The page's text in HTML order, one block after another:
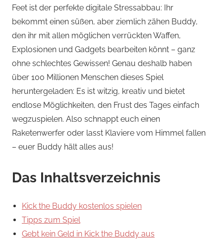
Feet ist der perfekte digitale Stressabbau: Ihr
bekommt einen süßen, aber ziemlich zähen Buddy,
den ihr mit allen möglichen verrückten Waffen,
Explosionen und Gadgets bearbeiten könnt – ganz
ohne schlechtes Gewissen! Genau deshalb haben
über 100 Millionen Menschen dieses Spiel
heruntergeladen: Es ist witzig, kreativ und bietet
endlose Möglichkeiten, den Frust des Tages einfach
wegzuspielen. Also schnappt euch einen
Raketenwerfer oder lasst Klaviere vom Himmel fallen
– euer Buddy hält alles aus!
Das Inhaltsverzeichnis
Kick the Buddy kostenlos spielen
Tipps zum Spiel
Gebt kein Geld in Kick the Buddy aus